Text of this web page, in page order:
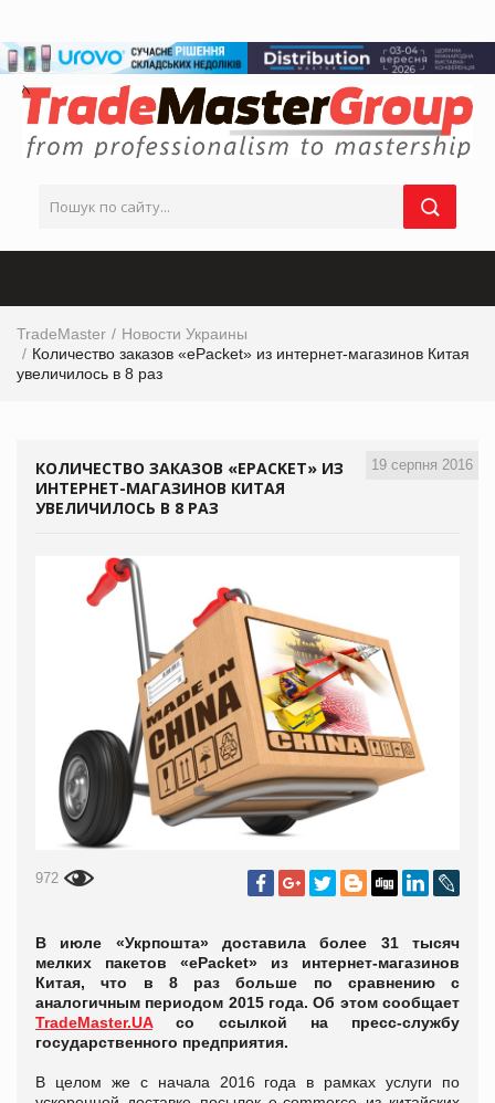
TradeMaster
Новости Украины
Количество заказов «ePacket» из интернет-магазинов Китая
увеличилось в 8 раз
19 серпня 2016
КОЛИЧЕСТВО ЗАКАЗОВ «EPACKET» ИЗ
ИНТЕРНЕТ-МАГАЗИНОВ КИТАЯ
УВЕЛИЧИЛОСЬ В 8 РАЗ
972
В июле «Укрпошта» доставила более 31 тысяч
мелких пакетов «ePacket» из интернет-магазинов
Китая, что в 8 раз больше по сравнению с
аналогичным периодом 2015 года. Об этом сообщает
TradeMaster.UAсо ссылкой на пресс-службу
государственного предприятия.
В целом же с начала 2016 года в рамках услуги по